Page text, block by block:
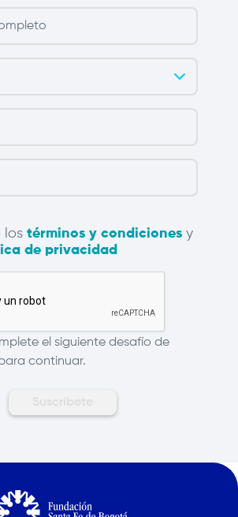
los términos y condiciones y
de privacidad
el siguiente desafío de
continuar.